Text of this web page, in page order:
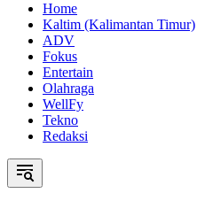
Home
Kaltim (Kalimantan Timur)
ADV
Fokus
Entertain
Olahraga
WellFy
Tekno
Redaksi